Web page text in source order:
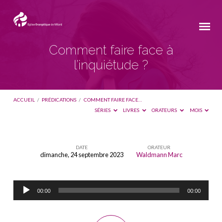
Comment faire face à
l’inquiétude ?
ACCUEIL / PRÉDICATIONS / COMMENT FAIRE FACE…
SÉRIES
LIVRES ORATEURS MOIS
face
à
DATE
dimanche, 24 septembre 2023
ORATEUR
Waldmann Marc
Lecteur
audio
00:00 00:00